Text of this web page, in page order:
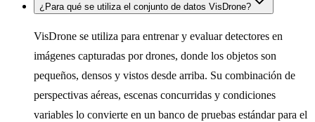
¿Para qué se utiliza el conjunto de datos VisDrone?
VisDrone se utiliza para entrenar y evaluar detectores en
imágenes capturadas por drones, donde los objetos son
pequeños, densos y vistos desde arriba. Su combinación de
perspectivas aéreas, escenas concurridas y condiciones
variables lo convierte en un banco de pruebas estándar para el